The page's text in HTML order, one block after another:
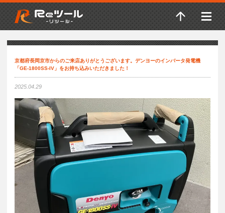
京都府長岡京市からのご来店ありがとうございます。デンヨーのインバータ発電機
「GE-1800SS-IV」をお持ち込みいただきました！
2025.04.29